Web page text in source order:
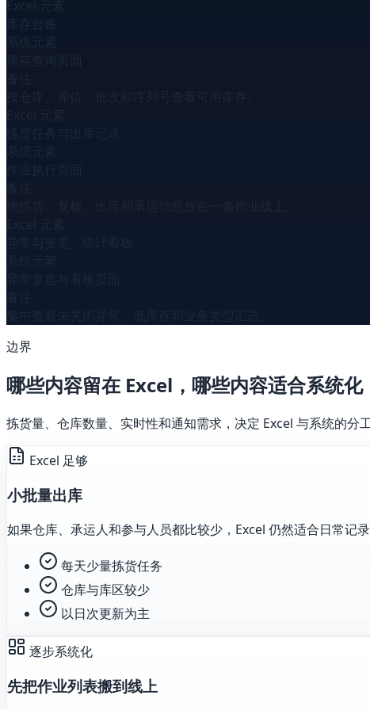
边界
哪些内容留在 Excel，哪些内容适合系统化
拣货量、仓库数量、实时性和通知需求，决定 Excel 与系统的分工
Excel 足够
小批量出库
如果仓库、承运人和参与人员都比较少，Excel 仍然适合日常记录
每天少量拣货任务
仓库与库区较少
以日次更新为主
逐步系统化
先把作业列表搬到线上